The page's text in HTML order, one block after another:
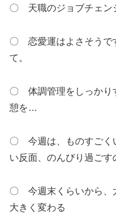
〇 天職のジョブチェン
〇 恋愛運はよさそうで
て。
〇 体調管理をしっかり
憩を…
〇 今週は、ものすごく
い反面、のんびり過ごす
〇 今週末くらいから、
大きく変わる